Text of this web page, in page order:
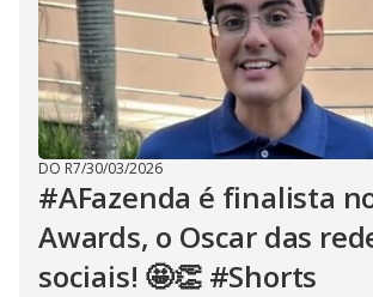
DO R7/30/03/2026
#AFazenda é finalista
Awards, o Oscar das
sociais! 🤩👏 #Shorts